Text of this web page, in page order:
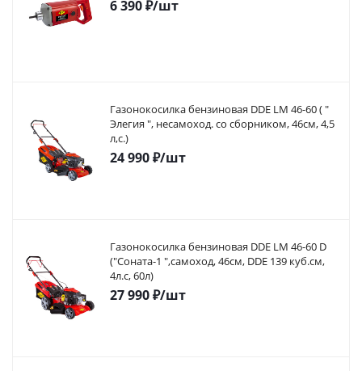
6 390₽/шт
Газонокосилка бензиновая DDE LM 46-60 ( "
Элегия ", несамоход. со сборником, 46см, 4,5
л,с.)
24 990₽/шт
Газонокосилка бензиновая DDE LM 46-60 D
("Соната-1 ",самоход, 46cм, DDE 139 куб.см,
4л.с, 60л)
27 990₽/шт